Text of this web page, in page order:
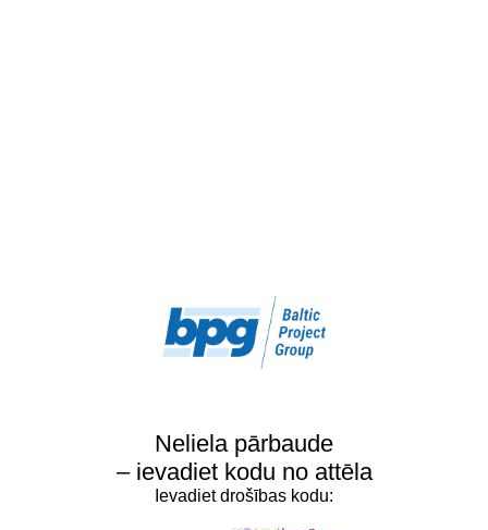
Neliela pārbaude
– ievadiet kodu no attēla
Ievadiet drošības kodu: